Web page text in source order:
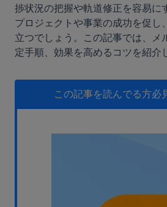
運営会社
セミナー
無料デモを見る
捗状況の把握や軌道修正を容易に
プロジェクトや事業の成功を促し
立つでしょう。この記事では、メ
定手順、効果を高めるコツを紹介
この記事を読んでる方必